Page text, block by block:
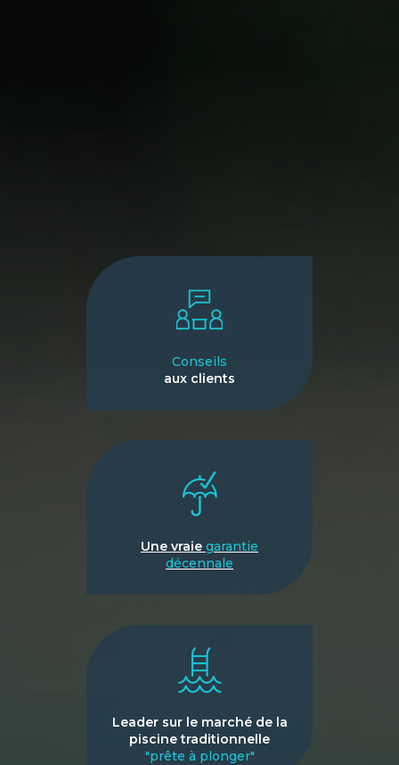
Conseils
aux clients
Une vraie garantie
décennale
Leader sur le marché de la
piscine traditionnelle
"prête à plonger"